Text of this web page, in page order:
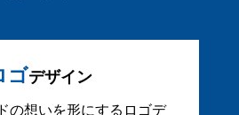
ゴデザイン
の想いを形にするロゴデ